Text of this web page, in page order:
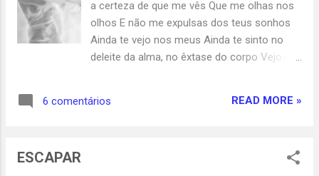
a certeza de que me vês Que me olhas nos
olhos E não me expulsas dos teus sonhos
Ainda te vejo nos meus Ainda te sinto no
deleite da alma, no êxtase do corpo Vejo-me
despedaçar todas as palavras que s e
6 comentários READ MORE »
ESCAPAR